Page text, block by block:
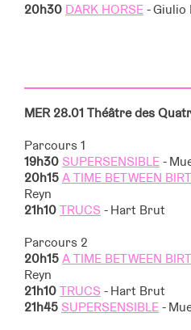
20h30 DARK HORSE- Giulio
MER 28.01 Théâtre des
Parcours 1
19h30 SUPERSENSIBLE-
20h15A TIME BETWEEN
Reyn
21h10TRUCS- Hart Brut
Parcours 2
20h15A TIME BETWEEN
Reyn
21h10TRUCS- Hart Brut
21h45 SUPERSENSIBLE-